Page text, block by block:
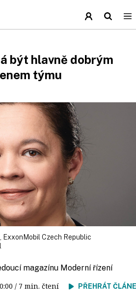
být hlavně dobrým
týmu
ExxonMobil Czech Republic
magazínu Moderní řízení
/ 7 min. čtení PŘEHRÁT